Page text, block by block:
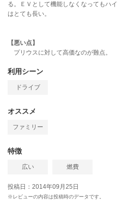
る。ＥＶとして機能しなくなってもハ
はとても長い。
【悪い点】
プリウスに対して高価なのが難点。
利用シーン
ドライブ
オススメ
ファミリー
特徴
広い 燃費
投稿日：2014年09月25日
※レビューの内容は投稿時のデータです。